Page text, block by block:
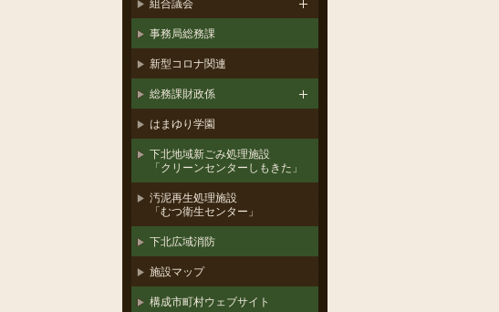
組合議会
事務局総務課
新型コロナ関連
総務課財政係
はまゆり学園
下北地域新ごみ処理施設
「クリーンセンターしもきた」
汚泥再生処理施設
「むつ衛生センター」
下北広域消防
施設マップ
構成市町村ウェブサイト